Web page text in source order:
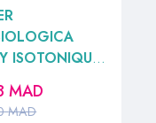
ISOTONIQUE
MAD
MAD